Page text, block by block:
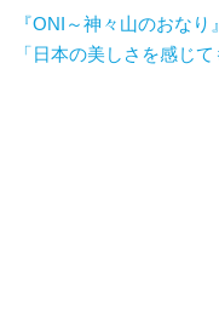
『ONI～神々山のおな
「日本の美しさを感じ